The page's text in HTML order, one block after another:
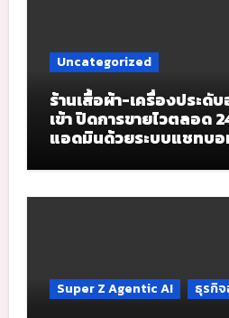
Uncategorized
ร้านเสื้อผ้า-เครื่องประดั
เข้า ปิดการขายไวตลอด
แอดมินด้วยระบบแชทบอ
Super Z Agentic AI ธุรกิจ